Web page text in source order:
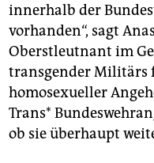
innerhalb der
vorhanden“, sagt
Oberstleutnant im
transgender Militärs
homosexueller
Trans*
ob sie überhaupt